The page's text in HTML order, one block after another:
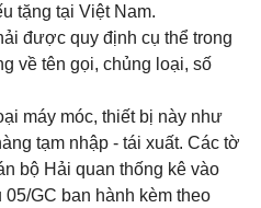
tặng tại Việt Nam.
được quy định cụ thể trong
về tên gọi, chủng loại, số
máy móc, thiết bị này như
tạm nhập - tái xuất. Các tờ
bộ Hải quan thống kê vào
GC ban hành kèm theo